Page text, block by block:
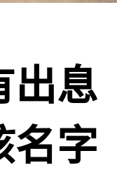
出息
名字